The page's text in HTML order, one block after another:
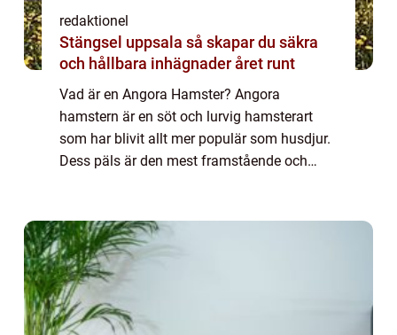
redaktionel
Stängsel uppsala så skapar du säkra
och hållbara inhägnader året runt
Vad är en Angora Hamster? Angora
hamstern är en söt och lurvig hamsterart
som har blivit allt mer populär som husdjur.
Dess päls är den mest framstående och
päls som ger...